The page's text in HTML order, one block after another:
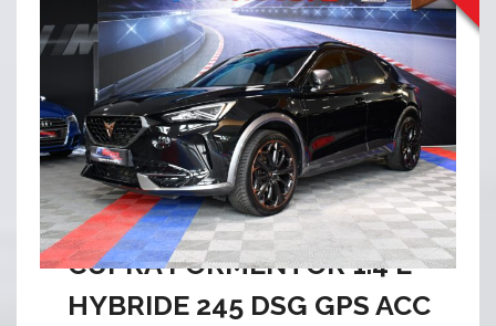
CUPRA FORMENTOR 1.4 E
HYBRIDE 245 DSG GPS ACC